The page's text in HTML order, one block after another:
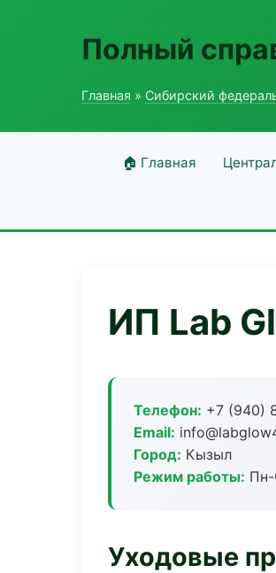
Полный
Главная » Сибирский
🏠 Главная
ИП Lab
Телефон: +7 (940)
Email:
Город: Кызыл
Режим работы: Пн-
Уходовые